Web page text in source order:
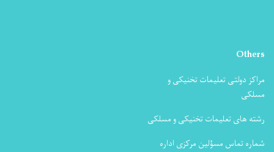
Others
مراکز دولتی تعلیمات تخنیکی و
مسلکی
رشته های تعلیمات تخنیکی و مسلکی
شماره تماس مسؤلین مرکزی اداره